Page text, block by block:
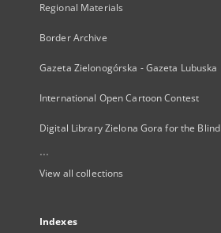
Regional Materials
Border Archive
Gazeta Zielonogórska - Gazeta Lubuska
International Open Cartoon Contest
Digital Library Zielona Gora for the Blind
...
View all collections
Indexes